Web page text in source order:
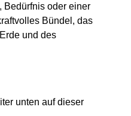
Bedürfnis oder einer
Bündel , das
Erde und des
unten auf dieser